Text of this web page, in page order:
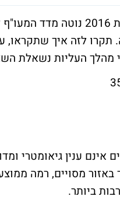
מאז תחילת 2016
לזה איך שתקראו,
מהלך העליות נשאלת
אינם ענין גיאומטרי
באזור מסויים, רמה
ביותר.